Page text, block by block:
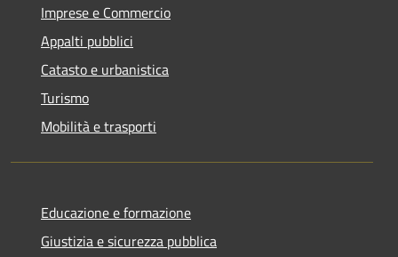
Imprese e Commercio
Appalti pubblici
Catasto e urbanistica
Turismo
Mobilità e trasporti
Educazione e formazione
Giustizia e sicurezza pubblica